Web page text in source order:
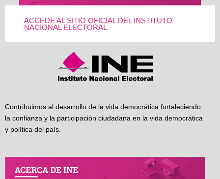
ACCEDE AL SITIO OFICIAL DEL INSTITUTO
NACIONAL ELECTORAL
Contribuimos al desarrollo de la vida democrática fortaleciendo
la confianza y la participación ciudadana en la vida democrática
y política del país.